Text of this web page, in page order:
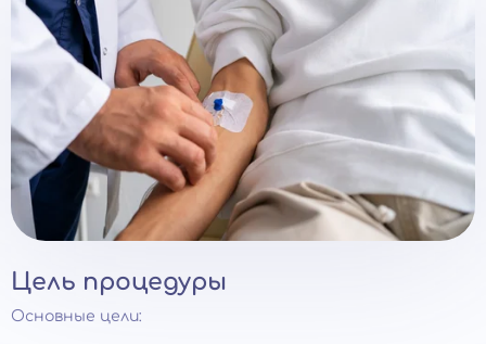
Цель процедуры
Основные цели: